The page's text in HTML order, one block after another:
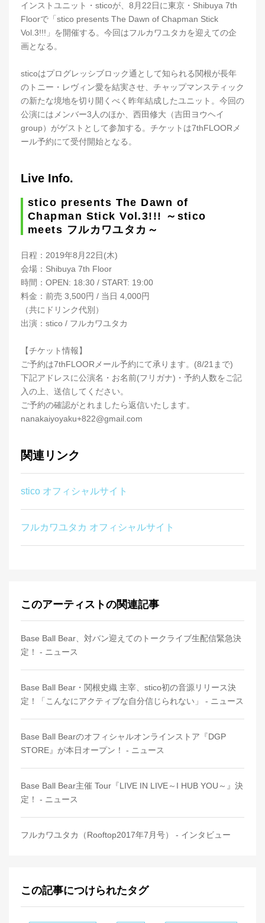
インストユニット・sticoが、8月22日に東京・Shibuya 7th
Floorで「stico presents The Dawn of Chapman Stick
Vol.3!!!」を開催する。今回はフルカワユタカを迎えての企
画となる。
sticoはプログレッシブロック通として知られる関根が長年
のトニー・レヴィン愛を結実させ、チャップマンスティック
の新たな境地を切り開くべく昨年結成したユニット。今回の
公演にはメンバー3人のほか、西田修大（吉田ヨウヘイ
group）がゲストとして参加する。チケットは7thFLOORメ
ール予約にて受付開始となる。
Live Info.
stico presents The Dawn of
Chapman Stick Vol.3!!! ～stico
meets フルカワユタカ～
日程：2019年8月22日(木)
会場：Shibuya 7th Floor
時間：OPEN: 18:30 / START: 19:00
料金：前売 3,500円 / 当日 4,000円
（共にドリンク代別）
出演：stico / フルカワユタカ
【チケット情報】
ご予約は7thFLOORメール予約にて承ります。(8/21まで)
下記アドレスに公演名・お名前(フリガナ)・予約人数をご記
入の上、送信してください。
ご予約の確認がとれましたら返信いたします。
nanakaiyoyaku+822@gmail.com
関連リンク
stico オフィシャルサイト
フルカワユタカ オフィシャルサイト
このアーティストの関連記事
Base Ball Bear、対バン迎えてのトークライブ生配信緊急決
定！ - ニュース
Base Ball Bear・関根史織 主宰、stico初の音源リリース決
定！「こんなにアクティブな自分信じられない」 - ニュース
Base Ball Bearのオフィシャルオンラインストア『DGP
STORE』が本日オープン！ - ニュース
Base Ball Bear主催 Tour『LIVE IN LIVE～I HUB YOU～』決
定！ - ニュース
フルカワユタカ（Rooftop2017年7月号） - インタビュー
この記事につけられたタグ